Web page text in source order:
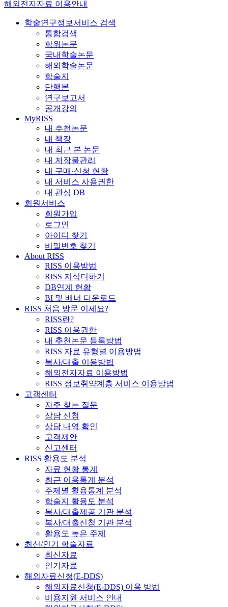
해외전자자료 이용안내
학술연구정보서비스 검색
통합검색
학위논문
국내학술논문
해외학술논문
학술지
단행본
연구보고서
공개강의
MyRISS
내 추천논문
내 책장
내 최근 본 논문
내 저작물관리
내 구매·신청 현황
내 서비스 사용권한
내 관심 DB
회원서비스
회원가입
로그인
아이디 찾기
비밀번호 찾기
About RISS
RISS 이용방법
RISS 지식더하기
DB연계 현황
BI 및 배너 다운로드
RISS 처음 방문 이세요?
RISS란?
RISS 이용권한
내 추천논문 등록방법
RISS 자료 유형별 이용방법
복사/대출 이용방법
해외전자자료 이용방법
RISS 정보취약계층 서비스 이용방법
고객센터
자주 찾는 질문
상담 신청
상담 내역 확인
고객제안
신고센터
RISS 활용도 분석
자료 현황 통계
최근 이용통계 분석
주제별 활용통계 분석
학술지 활용도 분석
복사/대출제공 기관 분석
복사/대출신청 기관 분석
활용도 높은 주제
최신/인기 학술자료
최신자료
인기자료
해외자료신청(E-DDS)
해외자료신청(E-DDS) 이용 방법
비용지원 서비스 안내